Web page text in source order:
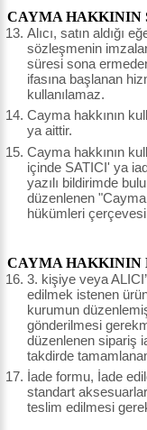
CAYMA HAKKININ
Alıcı, satın aldığı
sözleşmenin
süresi sona
ifasına başlanan
kullanılamaz.
Cayma hakkının
ya aittir.
Cayma hakkının
içinde SATICI' ya
yazılı bildirimde
düzenlenen
hükümleri
CAYMA
3. kişiye veya
edilmek istenen
kurumun
gönderilmesi
düzenlenen sipariş
takdirde
İade formu, İade
standart
teslim edilmesi